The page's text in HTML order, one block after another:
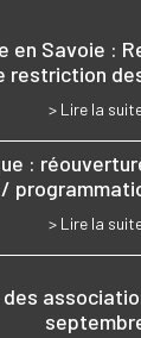
en Savoie :
restriction
> Lire la
:
/
> Lire la
des